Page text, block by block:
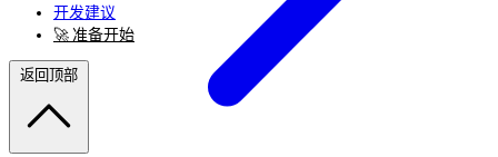
开发建议
🚀 准备开始
返回顶部